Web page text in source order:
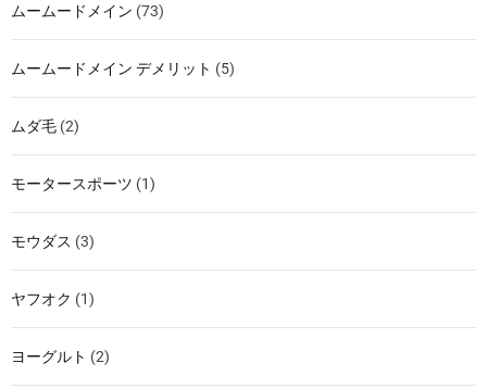
ムームードメイン (73)
ムームードメイン デメリット (5)
ムダ毛 (2)
モータースポーツ (1)
モウダス (3)
ヤフオク (1)
ヨーグルト (2)